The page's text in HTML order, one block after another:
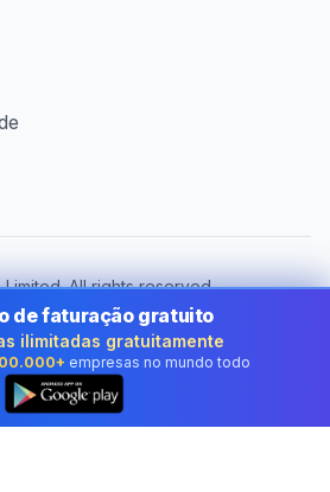
All rights reserved.
empresas em Portugal
Portugal
de faturação gratuito
ilimitadas gratuitamente
empresas no mundo todo